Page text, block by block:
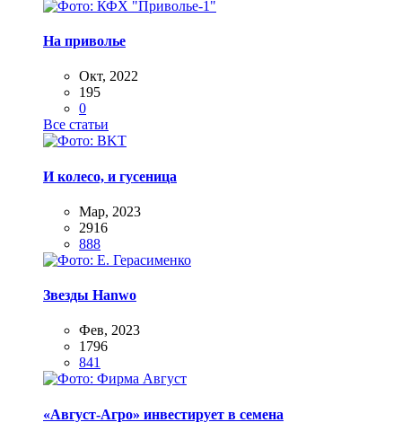
На приволье
Окт, 2022
195
0
Все статьи
И колесо, и гусеница
Мар, 2023
2916
888
Звезды Hanwo
Фев, 2023
1796
841
«Август-Агро» инвестирует в семена